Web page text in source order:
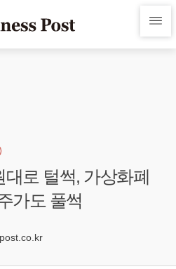
로 털썩, 가상화폐
가도 풀썩